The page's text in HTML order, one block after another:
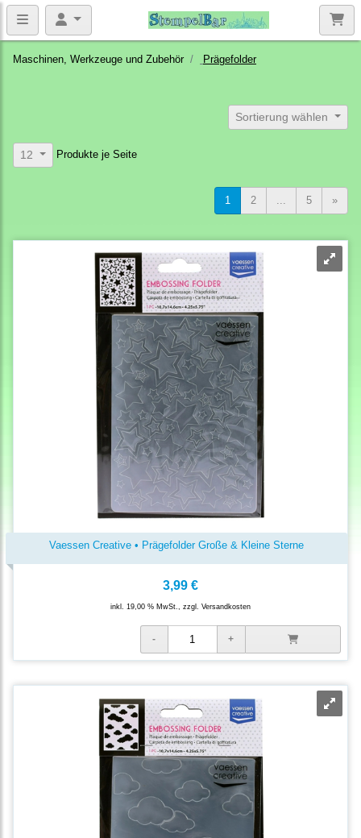
Maschinen, Werkzeuge und Zubehör Prägefolder
Sortierung wählen
12 Produkte je Seite
1 2 ... 5 »
Vaessen Creative • Prägefolder Große & Kleine Sterne
3,99 €
inkl. 19,00 % MwSt., zzgl. Versandkosten